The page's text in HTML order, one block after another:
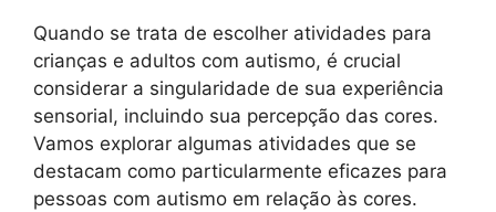
Quando se trata de escolher atividades para
crianças e adultos com autismo, é crucial
considerar a singularidade de sua experiência
sensorial, incluindo sua percepção das cores.
Vamos explorar algumas atividades que se
destacam como particularmente eficazes para
pessoas com autismo em relação às cores.